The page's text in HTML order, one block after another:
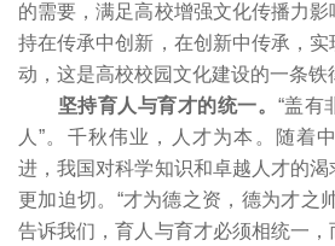
的需要，满足高校增强文化传播力
持在传承中创新，在创新中传承，
动，这是高校校园文化建设的一条铁
坚持育人与育才的统一。 “盖有
人”。千秋伟业，人才为本。随着
进，我国对科学知识和卓越人才的
更加迫切。“才为德之资，德为才之
告诉我们，育人与育才必须相统一